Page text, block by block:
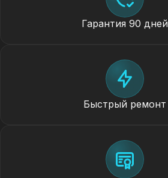
Гарантия 90 дней
Быстрый ремонт